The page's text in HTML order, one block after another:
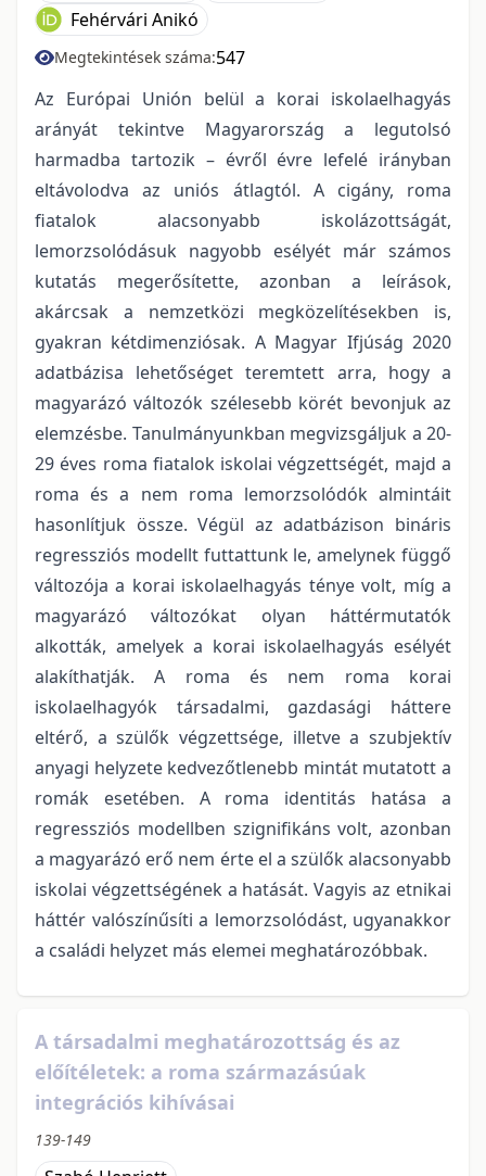
Fehérvári Anikó
Megtekintések száma:547
Az Európai Unión belül a korai iskolaelhagyás
arányát tekintve Magyarország a legutolsó
harmadba tartozik – évről évre lefelé irányban
eltávolodva az uniós átlagtól. A cigány, roma
fiatalok alacsonyabb iskolázottságát,
lemorzsolódásuk nagyobb esélyét már számos
kutatás megerősítette, azonban a leírások,
akárcsak a nemzetközi megközelítésekben is,
gyakran kétdimenziósak. A Magyar Ifjúság 2020
adatbázisa lehetőséget teremtett arra, hogy a
magyarázó változók szélesebb körét bevonjuk az
elemzésbe. Tanulmányunkban megvizsgáljuk a 20-
29 éves roma fiatalok iskolai végzettségét, majd a
roma és a nem roma lemorzsolódók almintáit
hasonlítjuk össze. Végül az adatbázison bináris
regressziós modellt futtattunk le, amelynek függő
változója a korai iskolaelhagyás ténye volt, míg a
magyarázó változókat olyan háttérmutatók
alkották, amelyek a korai iskolaelhagyás esélyét
alakíthatják. A roma és nem roma korai
iskolaelhagyók társadalmi, gazdasági háttere
eltérő, a szülők végzettsége, illetve a szubjektív
anyagi helyzete kedvezőtlenebb mintát mutatott a
romák esetében. A roma identitás hatása a
regressziós modellben szignifikáns volt, azonban
a magyarázó erő nem érte el a szülők alacsonyabb
iskolai végzettségének a hatását. Vagyis az etnikai
háttér valószínűsíti a lemorzsolódást, ugyanakkor
a családi helyzet más elemei meghatározóbbak.
A társadalmi meghatározottság és az
előítéletek: a roma származásúak
integrációs kihívásai
139-149